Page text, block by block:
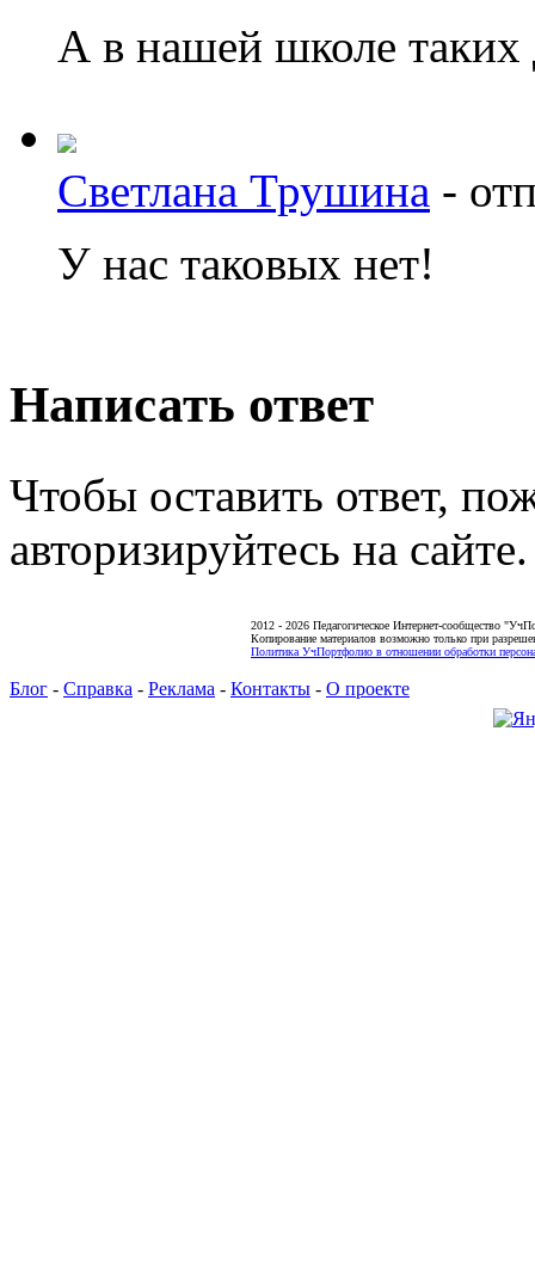
А в нашей школе таких
Светлана Трушина -
У нас таковых нет!
Написать ответ
Чтобы оставить ответ,
авторизируйтесь на сайте.
2012 - 2026 Педагогическое Интернет-сообщество
Копирование материалов возможно только при
Политика УчПортфолио в отношении обработки
Блог - Справка - Реклама - Контакты - О проекте